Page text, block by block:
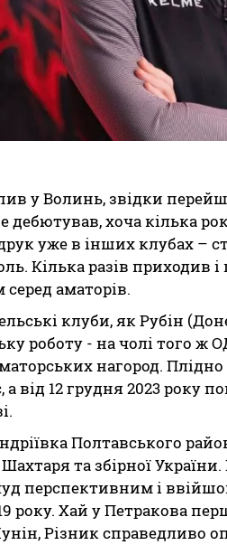
у Волинь, звідки
дебютував, хоча кілька
уже в інших клубах –
Кілька разів приходив і
аматорів.
клуби, як Рубін
роботу - на чолі того
нагород.
від 12 грудня 2023 року
Полтавського
та збірної
перспективним і
року. Хай у Петракова
Різник справедливо